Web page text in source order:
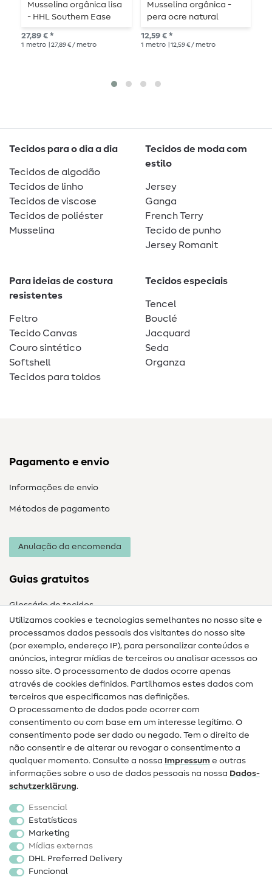
Musselina orgânica lisa
- HHL Southern Ease
Woven Verde Claro
27,89 € *
1 metro | 27,89 € / metro
Musselina orgânica -
pera ocre natural
12,59 € *
1 metro | 12,59 € / metro
Tecidos para o dia a dia
Tecidos de algodão
Tecidos de linho
Tecidos de viscose
Tecidos de poliéster
Musselina
Tecidos de moda com
estilo
Jersey
Ganga
French Terry
Tecido de punho
Jersey Romanit
Para ideias de costura
resistentes
Feltro
Tecido Canvas
Couro sintético
Softshell
Tecidos para toldos
Tecidos especiais
Tencel
Bouclé
Jacquard
Seda
Organza
Pagamento e envio
Informações de envio
Métodos de pagamento
Anulação da encomenda
Guias gratuitos
Glossário de tecidos
Guias de costura
Ajuda e contacto
Contacto
Mudança de proprietário
Perguntas frequentes (FAQ)
Direito de cancelamento
Popular
Tecidos
Acessórios de costura
Promoção
Utilizamos cookies e tecnologias semelhantes no nosso site e
processamos dados pessoais dos visitantes do nosso site
(por exemplo, endereço IP), para personalizar conteúdos e
anúncios, integrar mídias de terceiros ou analisar acessos ao
nosso site. O processamento de dados ocorre apenas
através de cookies definidos. Partilhamos estes dados com
terceiros que especificamos nas definições.
O processamento de dados pode ocorrer com
consentimento ou com base em um interesse legítimo. O
consentimento pode ser dado ou negado. Tem o direito de
não consentir e de alterar ou revogar o consentimento a
qualquer momento. Consulte a nossa Impressum e outras
informações sobre o uso de dados pessoais na nossa Dados­
schutz­erklärung.
Essencial
Estatísticas
Marketing
Mídias externas
DHL Preferred Delivery
Funcional